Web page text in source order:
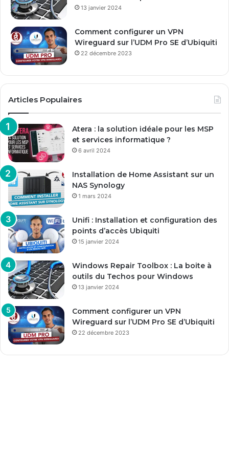
13 janvier 2024
Comment configurer un VPN
Wireguard sur l’UDM Pro SE d’Ubiquiti
22 décembre 2023
Articles Populaires
Atera : la solution idéale pour les MSP
et services informatique ?
6 avril 2024
Installation de Home Assistant sur un
NAS Synology
1 mars 2024
Unifi : Installation et configuration des
points d’accès Ubiquiti
15 janvier 2024
Windows Repair Toolbox : La boite à
outils du Techos pour Windows
13 janvier 2024
Comment configurer un VPN
Wireguard sur l’UDM Pro SE d’Ubiquiti
22 décembre 2023